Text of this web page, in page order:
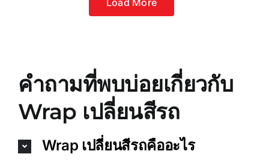
Load More
คำถามที่พบบ่อยเกี่ยวกับ
Wrap เปลี่ยนสีรถ
Wrap เปลี่ยนสีรถคืออะไร